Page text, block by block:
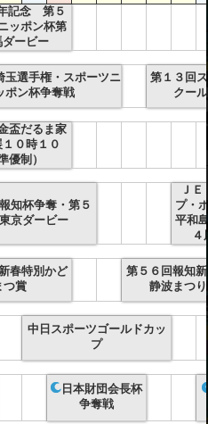
依存
症対
策
記念 第５
ッポン杯第
ダービー
玉選手権・スポーツニ
ポン杯争奪戦
第１３回
クー
盃だるま家
０時１０
優制）
知杯争奪・第５
京ダービー
Ｊ
プ・
平和
４
春特別かど
つ賞
第５６回報知
静波まつ
中日スポーツゴールドカッ
プ
日本財団会長杯
争奪戦